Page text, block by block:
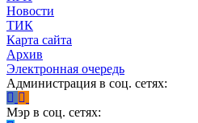
Новости
ТИК
Карта сайта
Архив
Электронная очередь
Администрация в соц. сетях:
Мэр в соц. сетях: